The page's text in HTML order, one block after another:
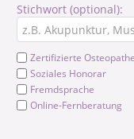
Stichwort (optional):
Zertifizierte
Soziales Honorar
Fremdsprache
Online-Fernberatung